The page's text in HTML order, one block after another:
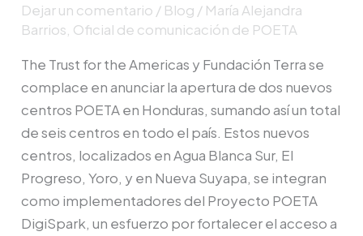
Dejar un comentario / Blog / María Alejandra
Barrios, Oficial de comunicación de POETA
The Trust for the Americas y Fundación Terra se
complace en anunciar la apertura de dos nuevos
centros POETA en Honduras, sumando así un total
de seis centros en todo el país. Estos nuevos
centros, localizados en Agua Blanca Sur, El
Progreso, Yoro, y en Nueva Suyapa, se integran
como implementadores del Proyecto POETA
DigiSpark, un esfuerzo por fortalecer el acceso a